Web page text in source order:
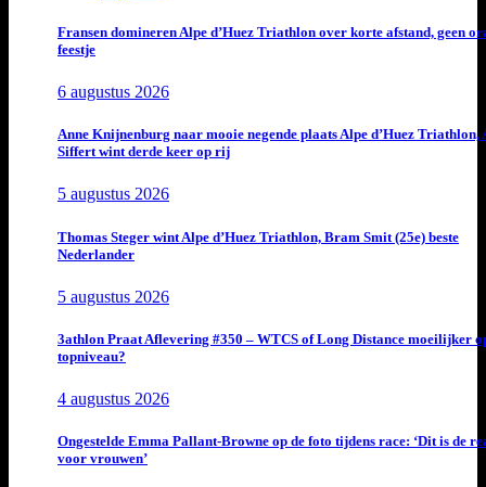
Fransen domineren Alpe d’Huez Triathlon over korte afstand, geen
feestje
6 augustus 2026
Anne Knijnenburg naar mooie negende plaats Alpe d’Huez Triathlon,
Siffert wint derde keer op rij
5 augustus 2026
Thomas Steger wint Alpe d’Huez Triathlon, Bram Smit (25e) beste
Nederlander
5 augustus 2026
3athlon Praat Aflevering #350 – WTCS of Long Distance moeilijker
topniveau?
4 augustus 2026
Ongestelde Emma Pallant-Browne op de foto tijdens race: ‘Dit is de
voor vrouwen’